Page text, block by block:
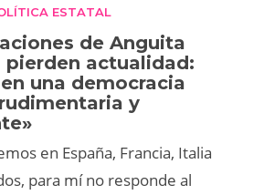
ESTATAL
de Anguita
pierden actualidad:
una democracia
y
en España, Francia, Italia
para mí no responde al